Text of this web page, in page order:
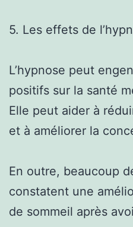
5. Les effets de
L’hypnose peut
positifs sur la santé
Elle peut aider à
et à améliorer la
En outre, beaucoup
constatent une
de sommeil après